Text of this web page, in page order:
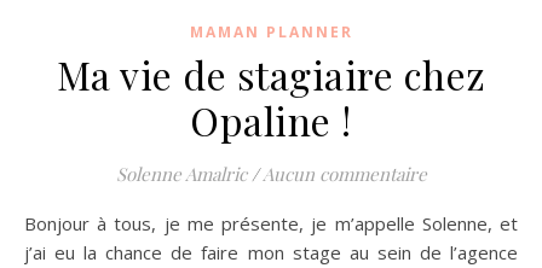
MAMAN PLANNER
Ma vie de stagiaire chez
Opaline !
Solenne Amalric /Aucun commentaire
Bonjour à tous, je me présente, je m’appelle Solenne, et
j’ai eu la chance de faire mon stage au sein de l’agence